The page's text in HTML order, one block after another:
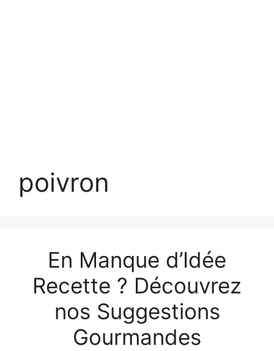
poivron
En Manque d’Idée
Recette ? Découvrez
nos Suggestions
Gourmandes